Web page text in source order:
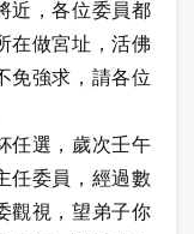
近，各位委員都
在做宮址，活佛
免強求，請各位
任選，歲次壬午
任委員，經過數
觀視，望弟子你